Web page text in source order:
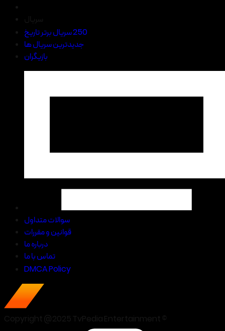
250 سریال برتر تاریخ
جدیدترین سریال ها
بازیگران
سوالات متداول
قوانین و مقررات
درباره ما
تماس با ما
DMCA Policy